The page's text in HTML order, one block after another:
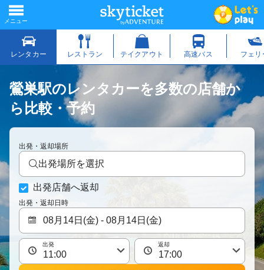
鶯巣駅のレンタカーを多数の店舗か
ら比較・予約
出発・返却場所
出発場所を選択
出発店舗へ返却
出発・返却日時
出発 返却